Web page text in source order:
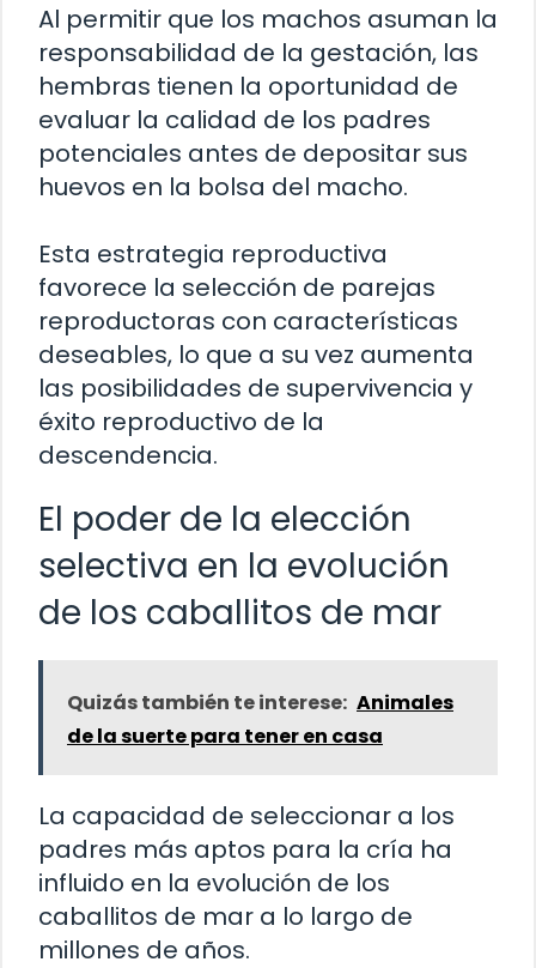
Al permitir que los machos asuman la
responsabilidad de la gestación, las
hembras tienen la oportunidad de
evaluar la calidad de los padres
potenciales antes de depositar sus
huevos en la bolsa del macho.
Esta estrategia reproductiva
favorece la selección de parejas
reproductoras con características
deseables, lo que a su vez aumenta
las posibilidades de supervivencia y
éxito reproductivo de la
descendencia.
El poder de la elección
selectiva en la evolución
de los caballitos de mar
Quizás también te interese: Animales
de la suerte para tener en casa
La capacidad de seleccionar a los
padres más aptos para la cría ha
influido en la evolución de los
caballitos de mar a lo largo de
millones de años.